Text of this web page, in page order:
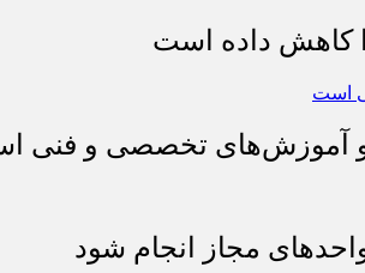
داده است
و آموزش‌های تخصصی و فنی